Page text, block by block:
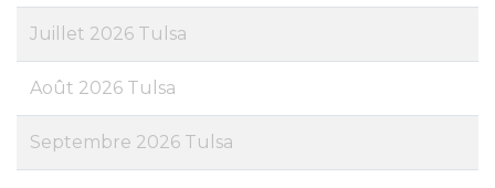
Juillet 2026 Tulsa
Août 2026 Tulsa
Septembre 2026 Tulsa